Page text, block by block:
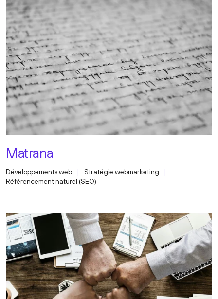
Matrana
Développements web
Stratégie webmarketing
Référencement naturel (SEO)